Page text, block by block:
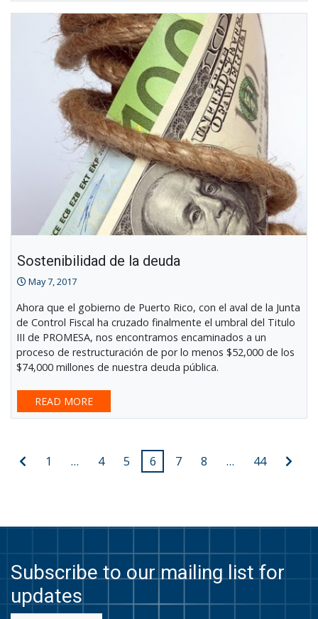
Sostenibilidad de la deuda
May 7, 2017
Ahora que el gobierno de Puerto Rico, con el aval de la Junta
de Control Fiscal ha cruzado finalmente el umbral del Titulo
III de PROMESA, nos encontramos encaminados a un
proceso de restructuración de por lo menos $52,000 de los
$74,000 millones de nuestra deuda pública.
READ MORE
Posts
Previous
1 … 4 5 6 7 8 … 44
Subscribe to our mailing list for
updates